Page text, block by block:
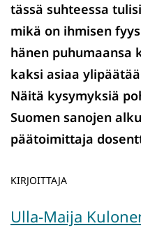
tässä suhteessa
mikä on ihmisen
hänen puhumaansa
kaksi asiaa
Näitä kysymyksiä
Suomen sanojen
päätoimittaja
KIRJOITTAJA
Ulla-Maija